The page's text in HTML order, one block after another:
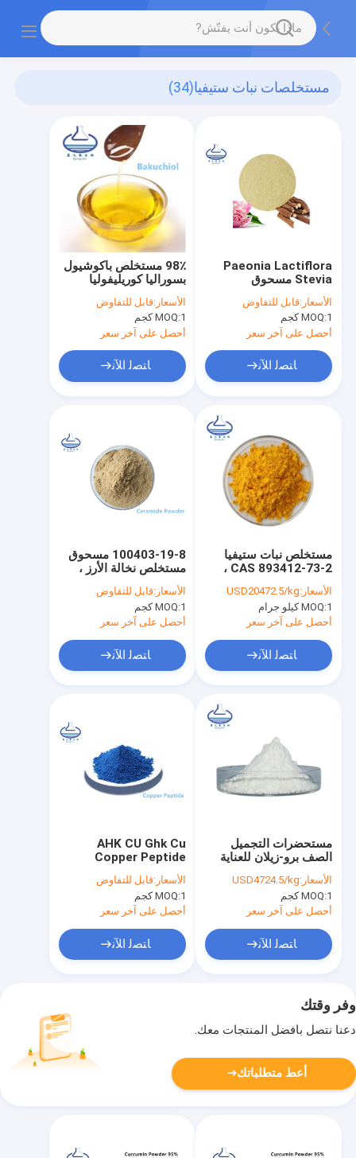
مستخلصات نبات ستيفيا(34)
98٪ مستخلص باكوشيول
بسوراليا كوريليفوليا
الأسعار:قابل للتفاوض
MOQ:1 كجم
أحصل على آخر سعر
ﺎﺘﺼﻟ ﺍﻶﻧ
Paeonia Lactiflora
Stevia مسحوق
23180-57-6
الأسعار:قابل للتفاوض
MOQ:1 كجم
أحصل على آخر سعر
ﺎﺘﺼﻟ ﺍﻶﻧ
100403-19-8 مسحوق
مستخلص نخالة الأرز ،
مسحوق سيراميد نقي
10٪
الأسعار:قابل للتفاوض
MOQ:1 كجم
أحصل على آخر سعر
ﺎﺘﺼﻟ ﺍﻶﻧ
مستخلص نبات ستيفيا
CAS 893412-73-2 ،
Hydroxypinacolone
Retinoate Hpr
الأسعار:USD20472.5/kg
MOQ:1 كيلو جرام
أحصل على آخر سعر
ﺎﺘﺼﻟ ﺍﻶﻧ
AHK CU Ghk Cu
Copper Peptide
البشرة لنمو الشعر
الأسعار:قابل للتفاوض
MOQ:1 كجم
أحصل على آخر سعر
ﺎﺘﺼﻟ ﺍﻶﻧ
مستحضرات التجميل
الصف برو-زيلان للعناية
79-7
الأسعار:USD4724.5/kg
MOQ:1 كجم
أحصل على آخر سعر
ﺎﺘﺼﻟ ﺍﻶﻧ
وفر وقتك
دعنا نتصل بأفضل المنتجات معك.
أعط متطلباتك